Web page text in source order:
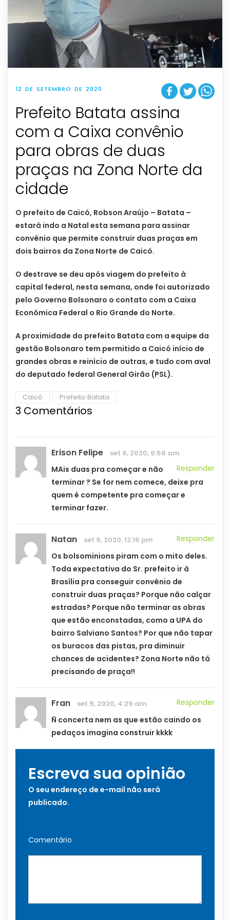
12 DE SETEMBRO DE 2020
Prefeito Batata assina
com a Caixa convênio
para obras de duas
praças na Zona Norte da
cidade
O prefeito de Caicó, Robson Araújo – Batata –
estará indo a Natal esta semana para assinar
convênio que permite construir duas praças em
dois bairros da Zona Norte de Caicó.
O destrave se deu após viagem do prefeito à
capital federal, nesta semana, onde foi autorizado
pelo Governo Bolsonaro o contato com a Caixa
Econômica Federal o Rio Grande do Norte.
A proximidade do prefeito Batata com a equipe da
gestão Bolsonaro tem permitido a Caicó início de
grandes obras e reinício de outras, e tudo com aval
do deputado federal General Girão (PSL).
Caicó Prefeito Batata
3 Comentários
Erison Felipe set 9, 2020, 9:58 am
Responder
MAis duas pra começar e não
terminar ? Se for nem comece, deixe pra
quem é competente pra começar e
terminar fazer.
Natan set 9, 2020, 12:16 pm
Responder
Os bolsominions piram com o mito deles.
Toda expectativa do Sr. prefeito ir à
Brasília pra conseguir convênio de
construir duas praças? Porque não calçar
estradas? Porque não terminar as obras
que estão enconstadas, como a UPA do
bairro Salviano Santos? Por que não tapar
os buracos das pistas, pra diminuir
chances de acidentes? Zona Norte não tá
precisando de praça!!
Fran set 9, 2020, 4:29 am
Responder
Ñ concerta nem as que estão caindo os
pedaços imagina construir kkkk
Escreva sua opinião
O seu endereço de e-mail não será
publicado.
Comentário